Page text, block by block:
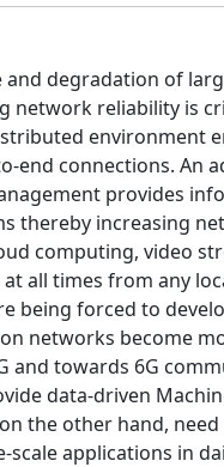
degradation of
reliability is
environment
connections. An
provides
thereby increasing
computing, video
all times from any
being forced to
networks become
and towards 6G
data-driven
the other hand,
applications in